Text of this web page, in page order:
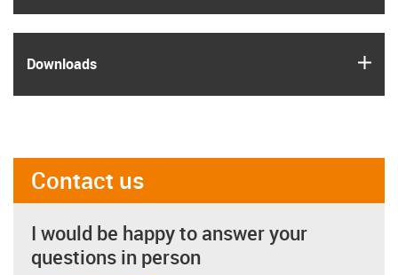
Downloads
Contact us
I would be happy to answer your
questions in person